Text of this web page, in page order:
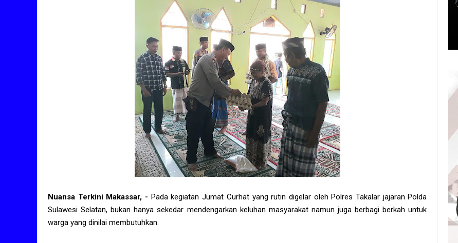
Nuansa Terkini Makassar, - Pada kegiatan Jumat Curhat yang rutin digelar oleh Polres Takalar jajaran Polda
Sulawesi Selatan, bukan hanya sekedar mendengarkan keluhan masyarakat namun juga berbagi berkah untuk
warga yang dinilai membutuhkan.